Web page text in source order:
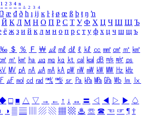
¹ ² ³ ⁴ ⁿ ₁ ₂ ₃ ₄
æ đ ð ħ ı ĳ ĸ ŀ ł ø œ ß þ ŧ ŋ ŉ
Й К Л М Н О П Р С Т У Ф Х Ц Ч Ш Щ Ъ
ё ж з и й к л м н о п р с т у ф х ц ч ш щ ъ
‰ ＄ ％ Ｆ ￦ ㎕ ㎖ ㎗ ℓ ㎘ ㏄ ㎣ ㎤ ㎥ ㎦
㎡ ㎢ ㏊ ㎍ ㎎ ㎏ ㏏ ㎈ ㎉ ㏈ ㎧ ㎨ ㎰
㎸ ㎹ ㎀ ㎁ ㎂ ㎃ ㎄ ㎺ ㎻ ㎽ ㎾ ㎿ ㎐ ㎑
㎌ ㏖ ㏅ ㎭ ㎮ ㎯ ㏛ ㎩ ㎪ ㎫ ㎬ ㏝ ㏐
㏓
□ ■ △ ▽ → ← ↑ ↓ ↔ 〓 ◁ ◀ ▷ ▶ ♤
◑ ▒ ▤ ▨ ▧ ▦ ▩ ♨ ☏ ☎ ☜ ☞ ¶ †